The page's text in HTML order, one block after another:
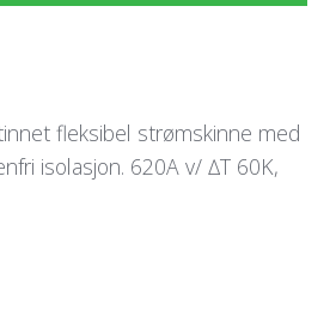
fleksibel strømskinne med
isolasjon. 620A v/ ∆T 60K,